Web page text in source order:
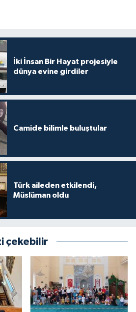
İki İnsan Bir Hayat projesiyle
dünya evine girdiler
Camide bilimle buluştular
Türk aileden etkilendi,
Müslüman oldu
çekebilir